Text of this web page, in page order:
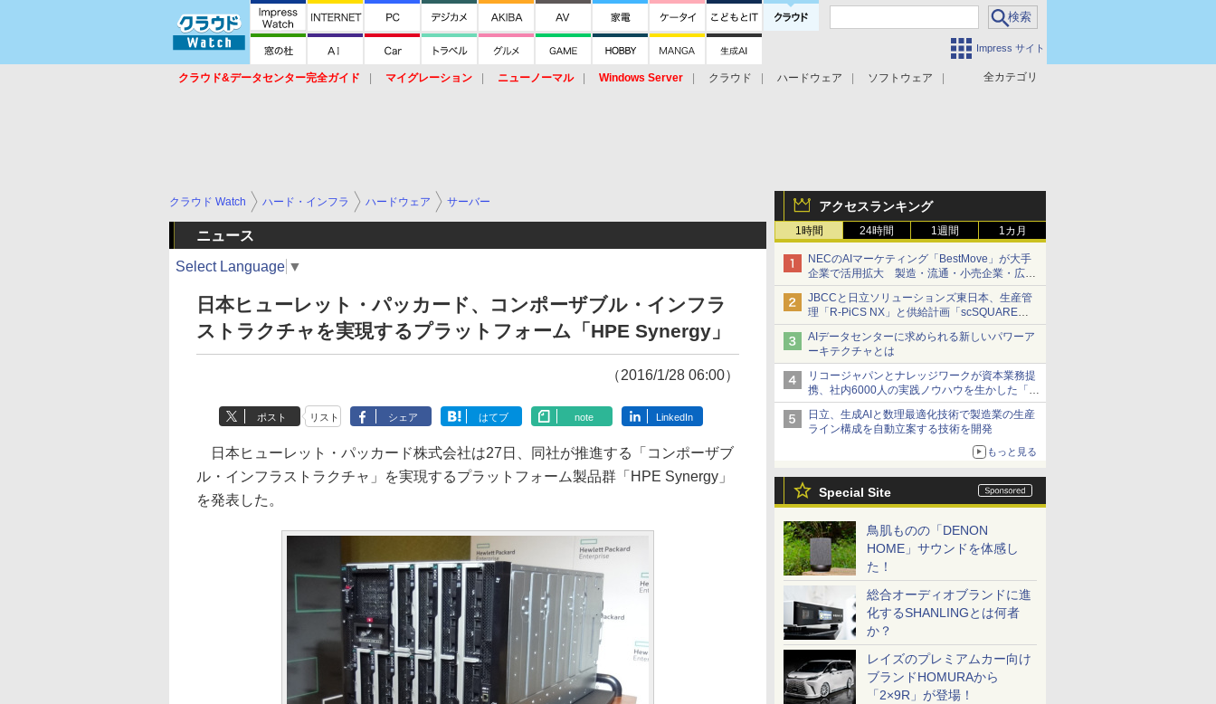
Impress サイト
全カテゴリ
クラウド&データセンター完全ガイド マイグレーション ニューノーマル Windows Server クラウド ハードウェア
ソフトウェア
アクセスランキング
1時間 24時間 1週間 1カ月
NECのAIマーケティング「BestMove」が大手
企業で活用拡大 製造・流通・小売企業・広告
代理店などが実装フェーズへ
JBCCと日立ソリューションズ東日本、生産管
理「R-PiCS NX」と供給計画「scSQUARE
ISP」の連携サービスを提供開始
AIデータセンターに求められる新しいパワーア
ーキテクチャとは
リコージャパンとナレッジワークが資本業務提
携、社内6000人の実践ノウハウを生かした「AI
商談記録 for RICOH」を展開へ
日立、生成AIと数理最適化技術で製造業の生産
ライン構成を自動立案する技術を開発
もっと見る
Special Site
鳥肌ものの「DENON
HOME」サウンドを体感し
た！
総合オーディオブランドに進
化するSHANLINGとは何者
か？
レイズのプレミアムカー向け
ブランドHOMURAから
「2×9R」が登場！
クラウド Watch ハード・インフラ ハードウェア サーバー
ニュース
Select Language ▼
日本ヒューレット・パッカード、コンポーザブル・インフラ
ストラクチャを実現するプラットフォーム「HPE Synergy」
（2016/1/28 06:00）
ポスト リスト シェア はてブ note LinkedIn
日本ヒューレット・パッカード株式会社は27日、同社が推進する「コンポーザブ
ル・インフラストラクチャ」を実現するプラットフォーム製品群「HPE Synergy」
を発表した。